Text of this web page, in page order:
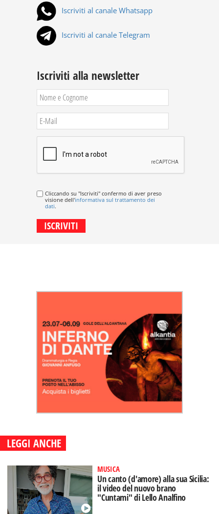
Iscriviti al canale Whatsapp
Iscriviti al canale Telegram
Iscriviti alla newsletter
Cliccando su "Iscriviti" confermo di aver preso
visione dell'informativa sul trattamento dei
dati.
LEGGI ANCHE
MUSICA
Un canto (d'amore) alla sua Sicilia:
il video del nuovo brano
"Cuntami" di Lello Analfino